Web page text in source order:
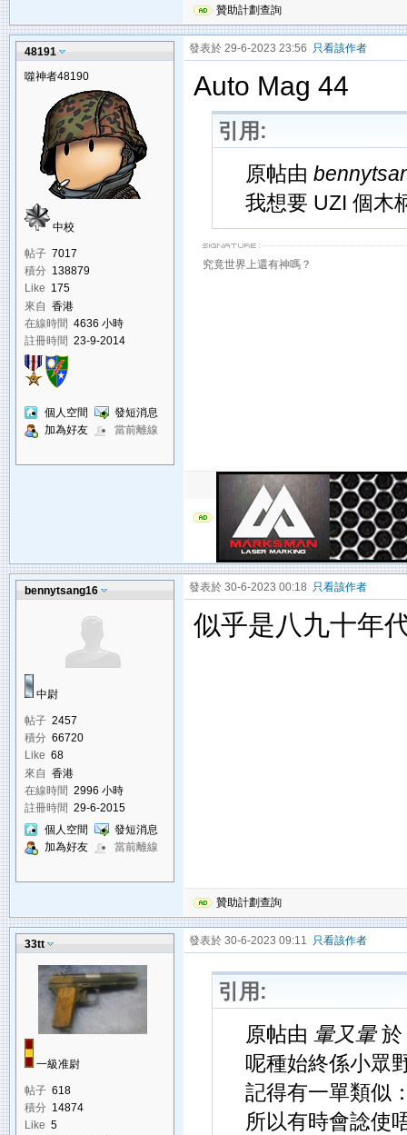
贊助計劃查詢
48191
噬神者48190
中校
帖子 7017
積分 138879
Like 175
來自 香港
在線時間 4636 小時
註冊時間 23-9-2014
個人空間
發短消息
加為好友
當前離線
發表於 29-6-2023 23:56 只看該作者
Auto Mag 44
引用:
原帖由
我想要 UZI 個
究竟世界上還有神嗎？
bennytsang16
中尉
帖子 2457
積分 66720
Like 68
來自 香港
在線時間 2996 小時
註冊時間 29-6-2015
個人空間
發短消息
加為好友
當前離線
發表於 30-6-2023 00:18 只看該作者
似乎是八九十年
贊助計劃查詢
33tt
一級准尉
帖子 618
積分 14874
Like 5
發表於 30-6-2023 09:11 只看該作者
引用:
原帖由 暈又暈於
呢種始終係小眾
記得有一單類似
所以有時會諗使